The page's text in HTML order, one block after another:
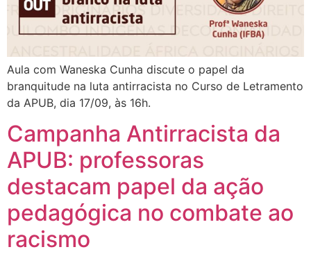
Aula com Waneska Cunha discute o papel da
branquitude na luta antirracista no Curso de Letramento
da APUB, dia 17/09, às 16h.
Campanha Antirracista da
APUB: professoras
destacam papel da ação
pedagógica no combate ao
racismo